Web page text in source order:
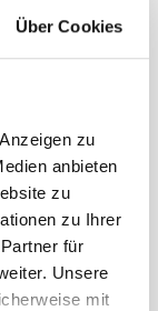
Über Cookies
zu
anbieten
zu
zu Ihrer
für
Unsere
mit